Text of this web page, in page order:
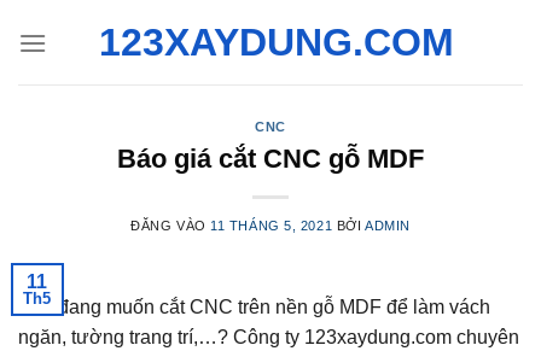
qua
123XAYDUNG.COM
CNC
Báo giá cắt CNC gỗ MDF
ĐĂNG VÀO 11 THÁNG 5, 2021 BỞI ADMIN
11
Th5
Bạn đang muốn cắt CNC trên nền gỗ MDF để làm vách
ngăn, tường trang trí,…? Công ty 123xaydung.com chuyên